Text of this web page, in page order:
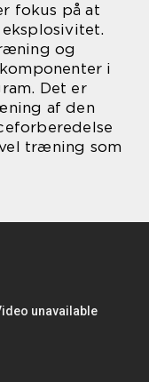
fokus på at
og
i
Det er
af den
træning som